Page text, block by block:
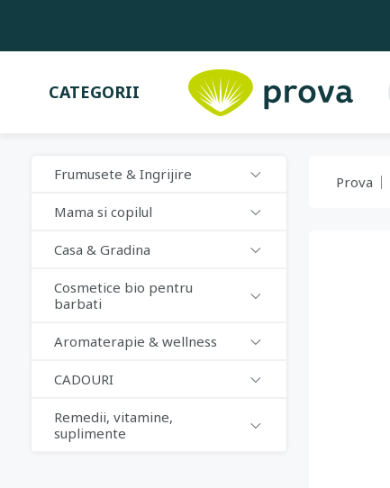
CATEGORII
Frumusete & Ingrijire
Mama si copilul
Casa & Gradina
Cosmetice bio pentru
barbati
Aromaterapie & wellness
CADOURI
Remedii, vitamine,
suplimente
Prova